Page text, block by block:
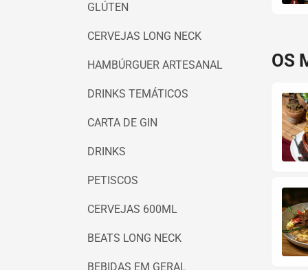
GLÚTEN
CERVEJAS LONG NECK
HAMBÚRGUER ARTESANAL
DRINKS TEMÁTICOS
CARTA DE GIN
DRINKS
PETISCOS
CERVEJAS 600ML
BEATS LONG NECK
BEBIDAS EM GERAL
OS